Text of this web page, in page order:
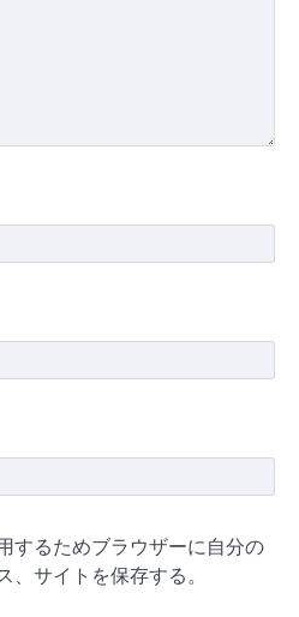
するためブラウザーに自分の
、サイトを保存する。